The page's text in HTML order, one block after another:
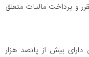
و پرداخت مالیات متعلق
بیش از پانصد هزار